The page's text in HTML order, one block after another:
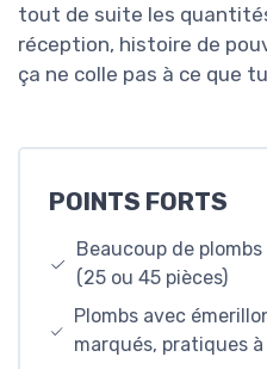
tout de suite les
réception, histoire de
ça ne colle pas à ce que
POINTS FORTS
Beaucoup de
(25 ou 45 pièces)
Plombs avec
marqués, pratiques à